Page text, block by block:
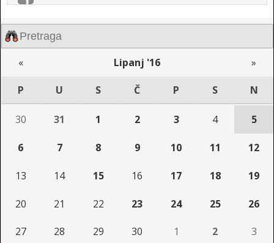
« Lipanj '16 »
P U S Č P S N
30 31 1 2 3 4 5
6 7 8 9 10 11 12
13 14 15 16 17 18 19
20 21 22 23 24 25 26
27 28 29 30 1 2 3